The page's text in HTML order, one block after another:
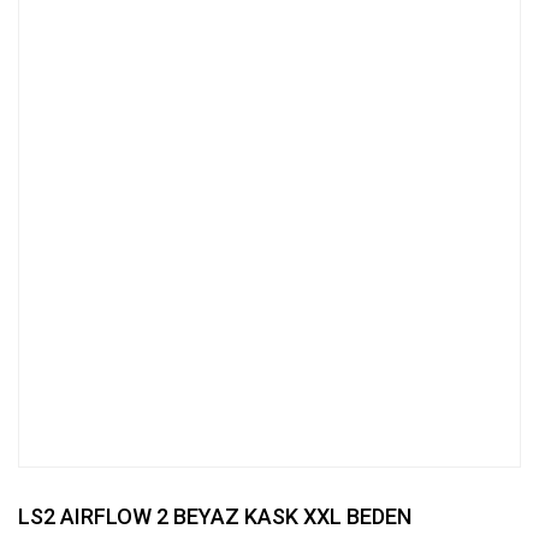
LS2 AIRFLOW 2 BEYAZ KASK XXL BEDEN